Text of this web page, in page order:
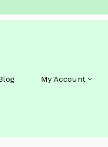
My Account